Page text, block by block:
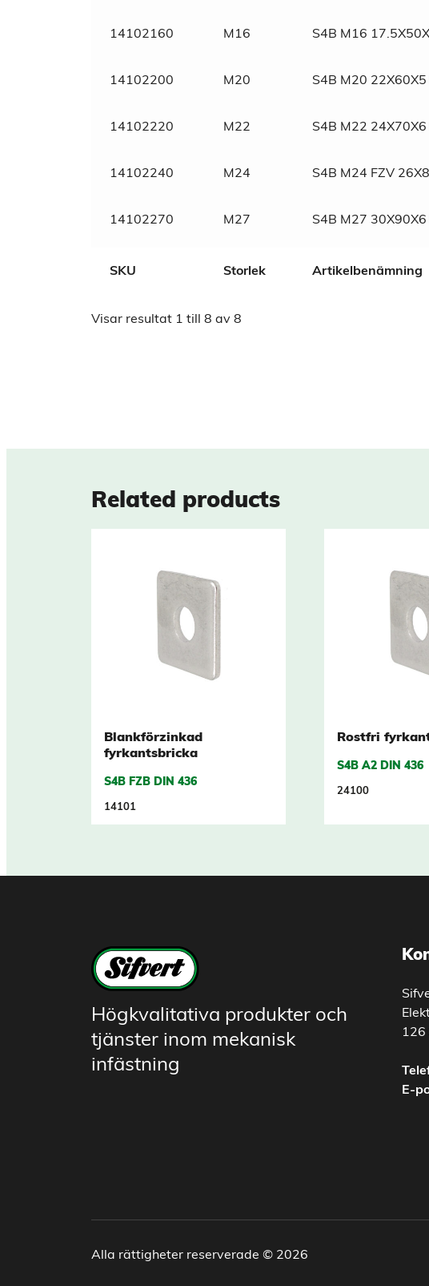
Ytbehandling Varmförzinkad
Tull/ Tariff 73182200
Normnummer 436
Norm ~DIN
14102160 M16 S4B M16
14102200 M20 S4B M20 22X60X5
14102220 M22 S4B M22 24X70X6
14102240 M24 S4B M24 FZV
14102270 M27 S4B M27 30X90X6
SKU Storlek Artikelbenämning
Visar resultat 1 till 8 av 8
Related products
Blankförzinkad
fyrkantsbricka
S4B FZB DIN 436
14101
Rostfri
S4B A2 DIN 436
24100
Högkvalitativa produkter och
tjänster inom mekanisk
infästning
126
E-
Alla rättigheter reserverade © 2026